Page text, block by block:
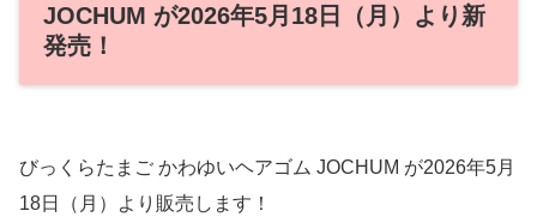
JOCHUM が2026年5月18日（月）より新
発売！
びっくらたまご かわゆいヘアゴム JOCHUM が2026年5月
18日（月）より販売します！